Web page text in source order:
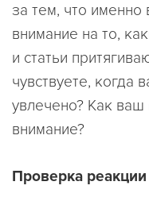
за тем, что
внимание на то,
и статьи
чувствуете, когда
увлечено? Как
внимание?
Проверка реакции